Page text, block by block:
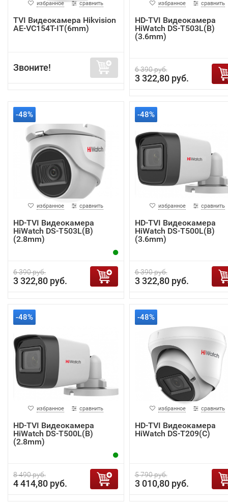
избранное сравнить
TVI Видеокамера Hikvision
AE-VC154T-IT(6mm)
Звоните!
избранное сравнить
HD-TVI Видеокамера
HiWatch DS-T503L(B)
(3.6mm)
6 390 руб.
3 322,80 руб.
-48%
избранное сравнить
HD-TVI Видеокамера
HiWatch DS-T503L(B)
(2.8mm)
6 390 руб.
3 322,80 руб.
-48%
избранное сравнить
HD-TVI Видеокамера
HiWatch DS-T500L(B)
(3.6mm)
6 390 руб.
3 322,80 руб.
-48%
избранное сравнить
HD-TVI Видеокамера
HiWatch DS-T500L(B)
(2.8mm)
8 490 руб.
4 414,80 руб.
-48%
избранное сравнить
HD-TVI Видеокамера
HiWatch DS-T209(С)
5 790 руб.
3 010,80 руб.